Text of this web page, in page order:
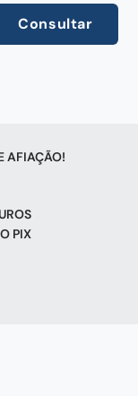
Consultar
AFIAÇÃO!
PIX